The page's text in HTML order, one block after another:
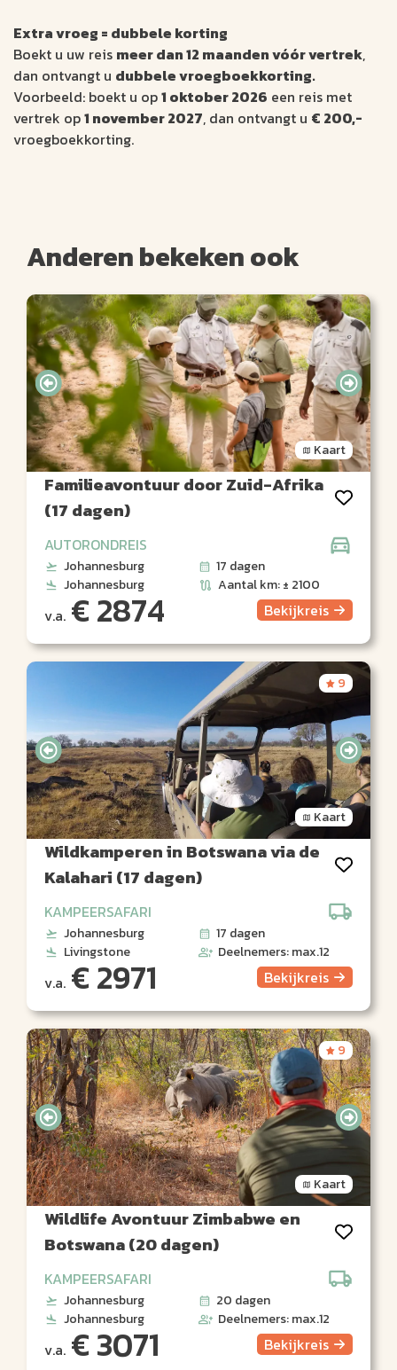
Extra vroeg = dubbele korting
Boekt u uw reis meer dan 12 maanden vóór vertrek,
dan ontvangt u dubbele vroegboekkorting.
Voorbeeld: boekt u op1 oktober 2026 een reis met
vertrek op1 november 2027, dan ontvangt u € 200,-
vroegboekkorting.
Anderen bekeken ook
Kaart
Familieavontuur door Zuid-Afrika
(17 dagen)
AUTORONDREIS
Johannesburg
17 dagen
Johannesburg
Aantal km: ± 2100
v.a. € 2874 Bekijkreis
9
Kaart
Wildkamperen in Botswana via de
Kalahari (17 dagen)
KAMPEERSAFARI
Johannesburg
17 dagen
Livingstone
Deelnemers: max.12
v.a. € 2971 Bekijkreis
9
Kaart
Wildlife Avontuur Zimbabwe en
Botswana (20 dagen)
KAMPEERSAFARI
Johannesburg
20 dagen
Johannesburg
Deelnemers: max.12
v.a. € 3071 Bekijkreis